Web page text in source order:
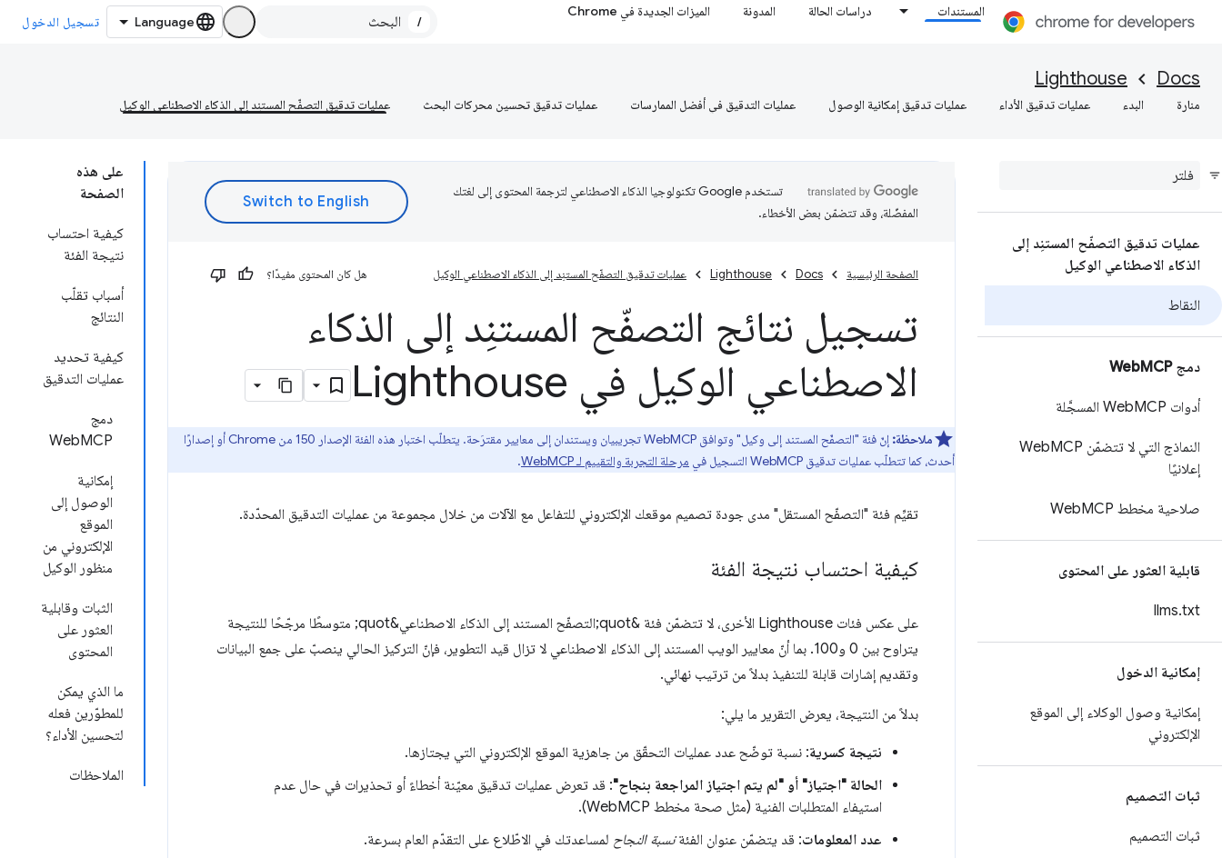
المستندات دراسات الحالة المدونة الميزات الجديدة في Chrome
/ تسجيل الدخول
Docs
Lighthouse
منارة البدء عمليات تدقيق الأداء عمليات تدقيق إمكانية الوصول عمليات التدقيق في أفضل الممارسات عمليات تدقيق تحسين محركات البحث عمليات تدقيق التصفّح المستنِد إلى الذكاء الاصطناعي الوكيل
عمليات تدقيق التصفّح المستنِد إلى
الذكاء الاصطناعي الوكيل
النقاط
دمج WebMCP
أدوات Web MCP المسجَّلة
النماذج التي لا تتضمّن Web MCP
إعلانيًا
صلاحية مخطط Web MCP
قابلية العثور على المحتوى
llms.txt
إمكانية الدخول
إمكانية وصول الوكلاء إلى الموقع
الإلكتروني
ثبات التصميم
ثبات التصميم
على هذه
الصفحة
كيفية احتساب
نتيجة الفئة
أسباب تقلّب
النتائج
كيفية تحديد
عمليات التدقيق
دمج
WebMCP
إمكانية
الوصول إلى
الموقع
الإلكتروني من
منظور الوكيل
الثبات وقابلية
العثور على
المحتوى
ما الذي يمكن
للمطوّرين فعله
لتحسين الأداء؟
الملاحظات
تستخدم Google تكنولوجيا الذكاء الاصطناعي لترجمة المحتوى إلى لغتك
المفضّلة، وقد تتضمّن بعض الأخطاء.
الصفحة الرئيسية Docs
Lighthouse عمليات تدقيق التصفّح المستنِد إلى الذكاء الاصطناعي الوكيل هل كان المحتوى مفيدًا؟
تسجيل نتائج التصفّح المستنِد إلى الذكاء
الاصطناعي الوكيل في Lighthouse
ملاحظة:
إنّ فئة "التصفّح المستند إلى وكيل" وتوافق WebMCP تجريبيان ويستندان إلى معايير مقترَحة. يتطلّب اختبار هذه الفئة الإصدار 150 من Chrome أو إصدارًا
أحدث، كما تتطلّب عمليات تدقيق WebMCP التسجيل في
مرحلة التجربة والتقييم لـ WebMCP .
تقيِّم فئة "التصفّح المستقل" مدى جودة تصميم موقعك الإلكتروني للتفاعل مع الآلات من خلال مجموعة من عمليات التدقيق المحدّدة.
كيفية احتساب نتيجة الفئة
على عكس فئات Lighthouse الأخرى، لا تتضمّن فئة &quot;التصفّح المستند إلى الذكاء الاصطناعي&quot; متوسطًا مرجّحًا للنتيجة
يتراوح بين 0 و100. بما أنّ معايير الويب المستند إلى الذكاء الاصطناعي لا تزال قيد التطوير، فإنّ التركيز الحالي ينصبّ على جمع البيانات
وتقديم إشارات قابلة للتنفيذ بدلاً من ترتيب نهائي.
بدلاً من النتيجة، يعرض التقرير ما يلي:
نتيجة كسرية: نسبة توضّح عدد عمليات التحقّق من جاهزية الموقع الإلكتروني التي يجتازها.
الحالة "اجتياز" أو "لم يتم اجتياز المراجعة بنجاح": قد تعرض عمليات تدقيق معيّنة أخطاءً أو تحذيرات في حال عدم
استيفاء المتطلبات الفنية (مثل صحة مخطط WebMCP).
عدد المعلومات: قد يتضمّن عنوان الفئةنسبة النجاح لمساعدتك في الاطّلاع على التقدّم العام بسرعة.